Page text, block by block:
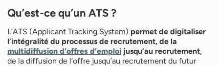
Qu’est-ce qu’un ATS ?
L’ATS (Applicant Tracking System) permet de digitaliser
l’intégralité du processus de recrutement, de la
multidiffusion d’offres d’emploi jusqu’au recrutement,
de la diffusion de l’offre jusqu’au recrutement du futur